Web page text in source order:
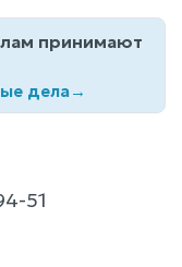
принимают
дела→
51